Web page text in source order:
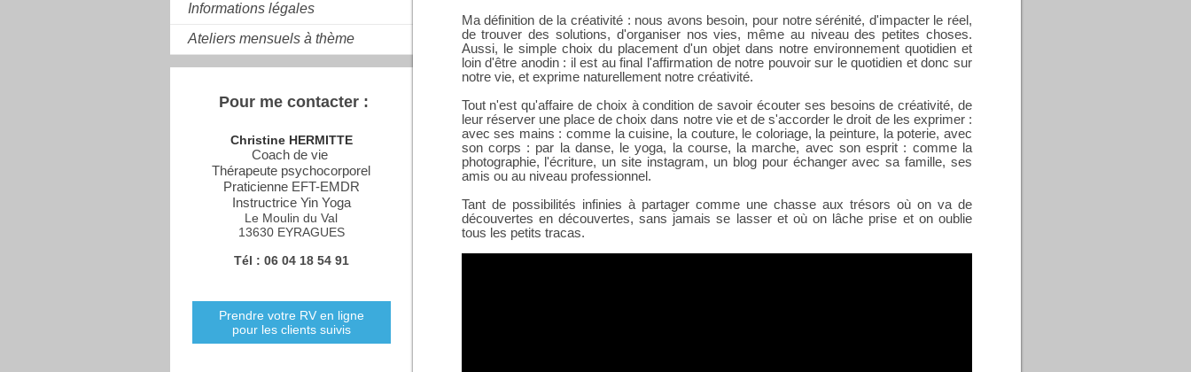
Ma définition de la créativité : nous avons besoin, pour notre sérénité, d'impacter le réel,
de trouver des solutions, d'organiser nos vies, même au niveau des petites choses.
Aussi, le simple choix du placement d'un objet dans notre environnement quotidien et
loin d'être anodin : il est au final l'affirmation de notre pouvoir sur le quotidien et donc sur
notre vie, et exprime naturellement notre créativité.
Tout n'est qu'affaire de choix à condition de savoir écouter ses besoins de créativité, de
leur réserver une place de choix dans notre vie et de s'accorder le droit de les exprimer :
avec ses mains : comme la cuisine, la couture, le coloriage, la peinture, la poterie, avec
son corps : par la danse, le yoga, la course, la marche, avec son esprit : comme la
photographie, l'écriture, un site instagram, un blog pour échanger avec sa famille, ses
amis ou au niveau professionnel.
Tant de possibilités infinies à partager comme une chasse aux trésors où on va de
découvertes en découvertes, sans jamais se lasser et où on lâche prise et on oublie
tous les petits tracas.
Informations légales
Ateliers mensuels à thème
Pour me contacter :
Christine HERMITTE
Coach de vie
Thérapeute psychocorporel
Praticienne EFT-EMDR
Instructrice Yin Yoga
Le Moulin du Val
13630 EYRAGUES
Tél : 06 04 18 54 91
Prendre votre RV en ligne
pour les clients suivis